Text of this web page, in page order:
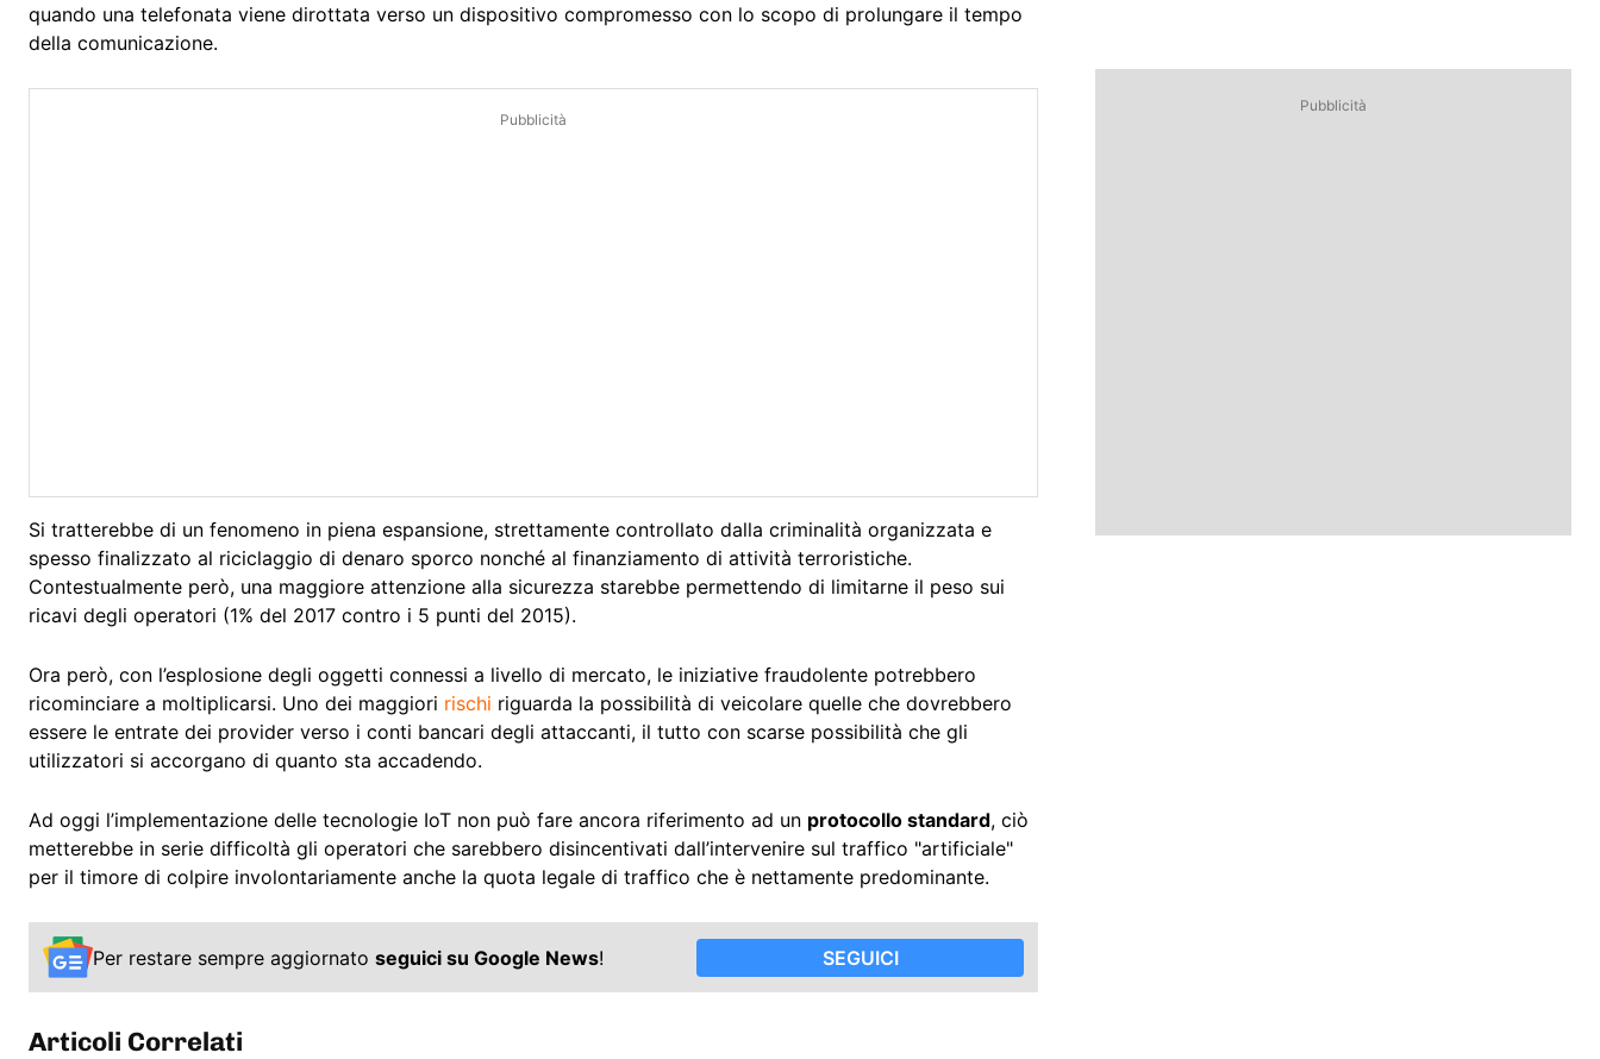
quando una telefonata viene dirottata verso un dispositivo compromesso con lo scopo di prolungare il tempo
della comunicazione.
Pubblicità
Si tratterebbe di un fenomeno in piena espansione, strettamente controllato dalla criminalità organizzata e
spesso finalizzato al riciclaggio di denaro sporco nonché al finanziamento di attività terroristiche.
Contestualmente però, una maggiore attenzione alla sicurezza starebbe permettendo di limitarne il peso sui
ricavi degli operatori (1% del 2017 contro i 5 punti del 2015).
Ora però, con l’esplosione degli oggetti connessi a livello di mercato, le iniziative fraudolente potrebbero
ricominciare a moltiplicarsi. Uno dei maggiori rischi riguarda la possibilità di veicolare quelle che dovrebbero
essere le entrate dei provider verso i conti bancari degli attaccanti, il tutto con scarse possibilità che gli
utilizzatori si accorgano di quanto sta accadendo.
Ad oggi l’implementazione delle tecnologie IoT non può fare ancora riferimento ad un protocollo standard, ciò
metterebbe in serie difficoltà gli operatori che sarebbero disincentivati dall’intervenire sul traffico "artificiale"
per il timore di colpire involontariamente anche la quota legale di traffico che è nettamente predominante.
Per restare sempre aggiornato seguici su Google News! SEGUICI
Articoli Correlati
Pubblicità